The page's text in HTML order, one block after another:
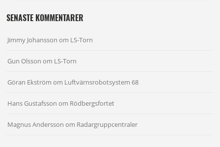
SENASTE KOMMENTARER
Jimmy Johansson om LS-Torn
Gun Olsson om LS-Torn
Göran Ekström om Luftvärnsrobotsystem 68
Hans Gustafsson om Rödbergsfortet
Magnus Andersson om Radargruppcentraler